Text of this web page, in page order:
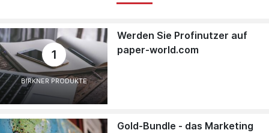
1
BIRKNER PRODUKTE
Werden Sie Profinutzer auf
paper-world.com
Gold-Bundle - das Marketing